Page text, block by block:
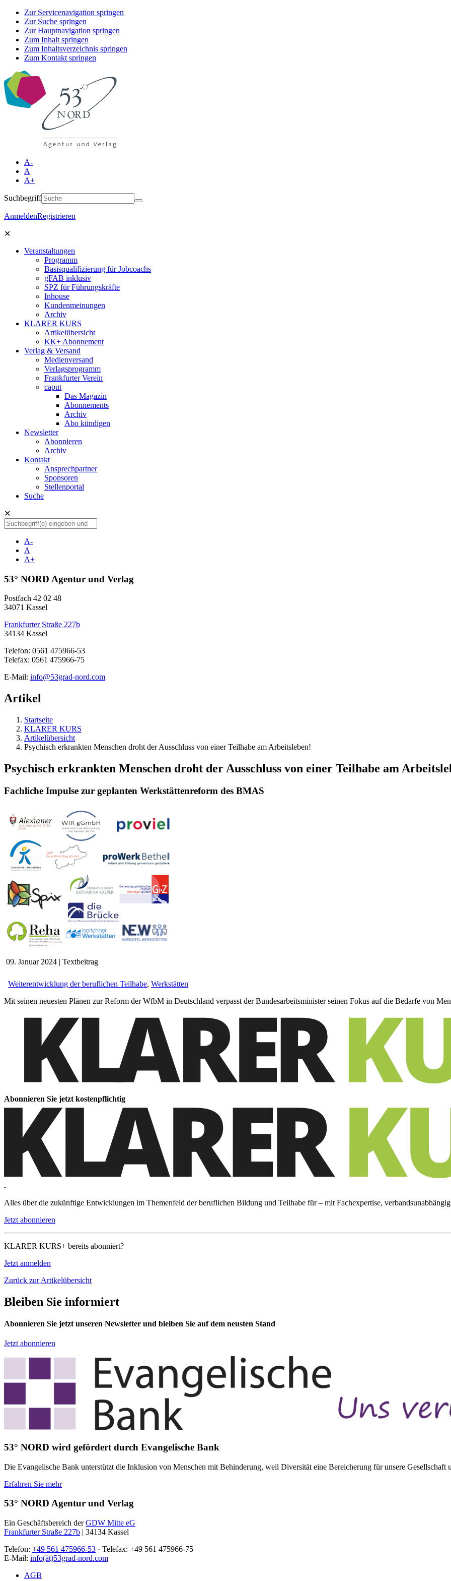
Zur Servicenavigation springen
Zur Suche springen
Zur Hauptnavigation springen
Zum Inhalt springen
Zum Inhaltsverzeichnis springen
Zum Kontakt springen
A-
A
A+
Suchbegriff
AnmeldenRegistrieren
✕
Veranstaltungen
Programm
Basisqualifizierung für Jobcoachs
gFAB inklusiv
SPZ für Führungskräfte
Inhouse
Kundenmeinungen
Archiv
KLARER KURS
Artikelübersicht
KK+ Abonnement
Verlag & Versand
Medienversand
Verlagsprogramm
Frankfurter Verein
caput
Das Magazin
Abonnements
Archiv
Abo kündigen
Newsletter
Abonnieren
Archiv
Kontakt
Ansprechpartner
Sponsoren
Stellenportal
Suche
✕
A-
A
A+
53° NORD Agentur und Verlag
Postfach 42 02 48
34071 Kassel
Frankfurter Straße 227b
34134 Kassel
Telefon: 0561 475966-53
Telefax: 0561 475966-75
E-Mail: info@53grad-nord.com
Artikel
Startseite
KLARER KURS
Artikelübersicht
Psychisch erkrankten Menschen droht der Ausschluss von einer Teilhabe am Arbeitsleben!
Psychisch erkrankten Menschen droht der Ausschluss von einer Teilhabe am
Fachliche Impulse zur geplanten Werkstättenreform des BMAS
09. Januar 2024 | Textbeitrag
Weiterentwicklung der beruflichen Teilhabe, Werkstätten
Mit seinen neuesten Plänen zur Reform der WfbM in Deutschland verpasst der Bundesarbeitsminister seinen Fokus auf die Bedarfe von
Abonnieren Sie jetzt kostenpflichtig
.
Alles über die zukünftige Entwicklungen im Themenfeld der beruflichen Bildung und Teilhabe für – mit Fachexpertise,
Jetzt abonnieren
KLARER KURS+ bereits abonniert?
Jetzt anmelden
Zurück zur Artikelübersicht
Bleiben Sie informiert
Abonnieren Sie jetzt unseren Newsletter und bleiben Sie auf dem neusten Stand
Jetzt abonnieren
53° NORD wird gefördert durch Evangelische Bank
Die Evangelische Bank unterstützt die Inklusion von Menschen mit Behinderung, weil Diversität eine Bereicherung für unsere
Erfahren Sie mehr
53° NORD Agentur und Verlag
Ein Geschäftsbereich derGDW Mitte eG
Frankfurter Straße 227b | 34134 Kassel
Telefon: +49 561 475966-53 · Telefax: +49 561 475966-75
E-Mail: info(ät)53grad-nord.com
AGB